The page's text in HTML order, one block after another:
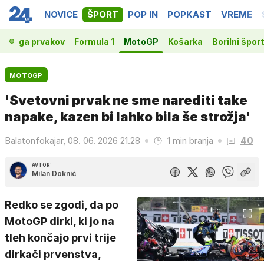
NOVICE ŠPORT POP IN POPKAST VREME
Liga prvakov Formula 1 MotoGP Košarka Borilni
MOTOGP
'Svetovni prvak ne sme narediti take
napake, kazen bi lahko bila še strožja'
Balatonfokajar, 08. 06. 2026 21.28 1 min branja 40
AVTOR:
Milan Doknić
Redko se zgodi, da po
MotoGP dirki, ki jo na
tleh končajo prvi trije
dirkači prvenstva,